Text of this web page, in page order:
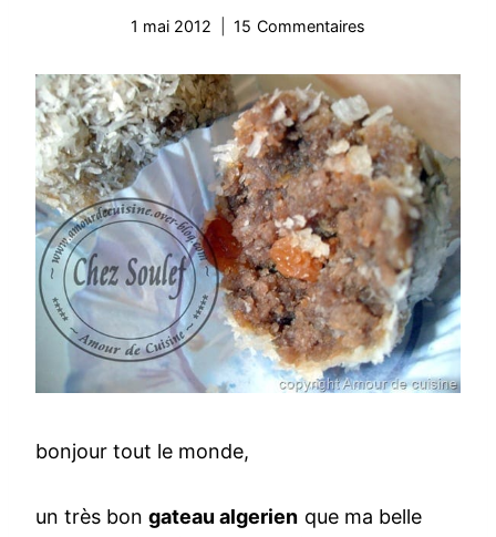
1 mai 2012 15 Commentaires
bonjour tout le monde,
un très bongateau algerien que ma belle